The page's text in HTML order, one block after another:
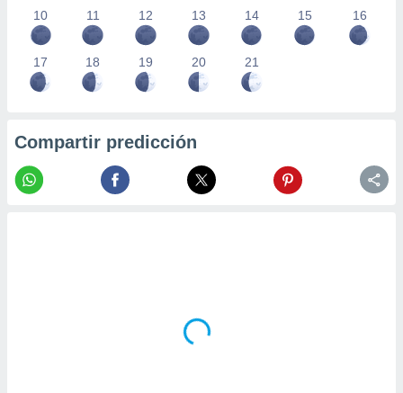
10 11 12 13 14 15 16
17 18 19 20 21
Compartir predicción